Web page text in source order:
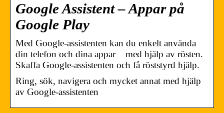
Google Assistent – Appar på
Google Play
Med Google-assistenten kan du enkelt använda
din telefon och dina appar – med hjälp av rösten.
Skaffa Google-assistenten och få röststyrd hjälp.
Ring, sök, navigera och mycket annat med hjälp
av Google-assistenten